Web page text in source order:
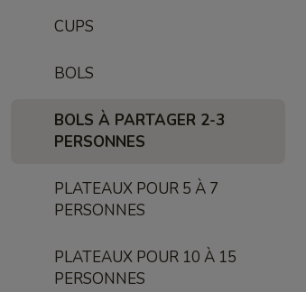
CUPS
BOLS
BOLS À PARTAGER 2-3
PERSONNES
PLATEAUX POUR 5 À 7
PERSONNES
PLATEAUX POUR 10 À 15
PERSONNES